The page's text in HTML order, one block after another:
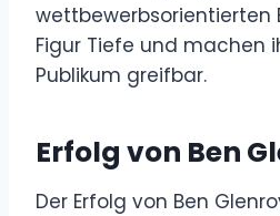
wettbewerbsorientierten
Figur Tiefe und machen
Publikum greifbar.
Erfolg von Ben
Der Erfolg von Ben